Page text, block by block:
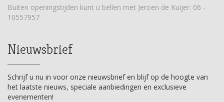
Buiten openingstijden kunt u bellen met Jeroen de Kuijer: 06 -
10557957
Nieuwsbrief
Schrijf u nu in voor onze nieuwsbrief en blijf op de hoogte van
het laatste nieuws, speciale aanbiedingen en exclusieve
evenementen!